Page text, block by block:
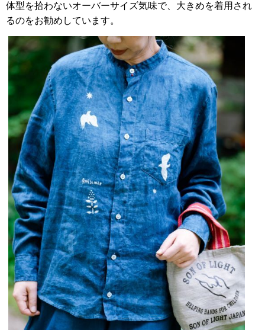
体型を拾わないオーバーサイズ気味で、大きめを着用され
るのをお勧めしています。